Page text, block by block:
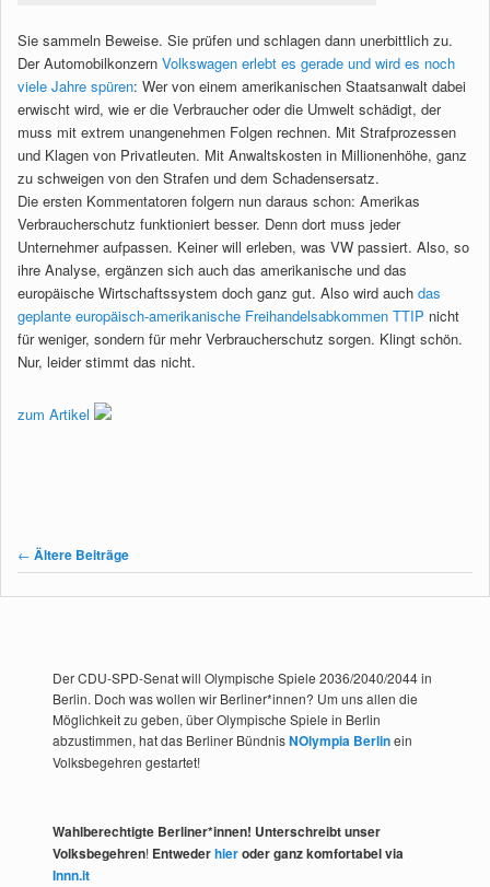
Sie sammeln Beweise. Sie prüfen und schlagen dann unerbittlich zu.
Der Automobilkonzern Volkswagen erlebt es gerade und wird es noch
viele Jahre spüren: Wer von einem amerikanischen Staatsanwalt dabei
erwischt wird, wie er die Verbraucher oder die Umwelt schädigt, der
muss mit extrem unangenehmen Folgen rechnen. Mit Strafprozessen
und Klagen von Privatleuten. Mit Anwaltskosten in Millionenhöhe, ganz
zu schweigen von den Strafen und dem Schadensersatz.
Die ersten Kommentatoren folgern nun daraus schon: Amerikas
Verbraucherschutz funktioniert besser. Denn dort muss jeder
Unternehmer aufpassen. Keiner will erleben, was VW passiert. Also, so
ihre Analyse, ergänzen sich auch das amerikanische und das
europäische Wirtschaftssystem doch ganz gut. Also wird auch das
geplante europäisch-amerikanische Freihandelsabkommen TTIP nicht
für weniger, sondern für mehr Verbraucherschutz sorgen. Klingt schön.
Nur, leider stimmt das nicht.
zum Artikel
Beitragsnavigation
← Ältere Beiträge
Der CDU-SPD-Senat will Olympische Spiele 2036/2040/2044 in
Berlin. Doch was wollen wir Berliner*innen? Um uns allen die
Möglichkeit zu geben, über Olympische Spiele in Berlin
abzustimmen, hat das Berliner BündnisNOlympia Berlinein
Volksbegehren gestartet!
Wahlberechtigte Berliner*innen! Unterschreibt unser
Volksbegehren! Entwederhieroder ganz komfortabel via
Innn.it